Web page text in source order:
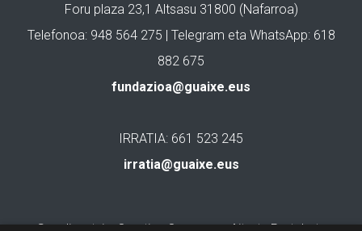
Foru plaza 23,1 Altsasu 31800 (Nafarroa)
Telefonoa: 948 564 275 | Telegram eta WhatsApp: 618
882 675
fundazioa@guaixe.eus
IRRATIA: 661 523 245
irratia@guaixe.eus